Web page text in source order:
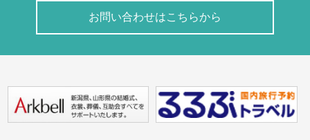
お問い合わせはこちらから